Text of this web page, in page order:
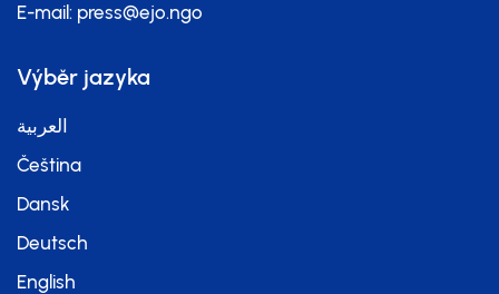
E-mail: press@ejo.ngo
Výběr jazyka
العربية
Čeština
Dansk
Deutsch
English